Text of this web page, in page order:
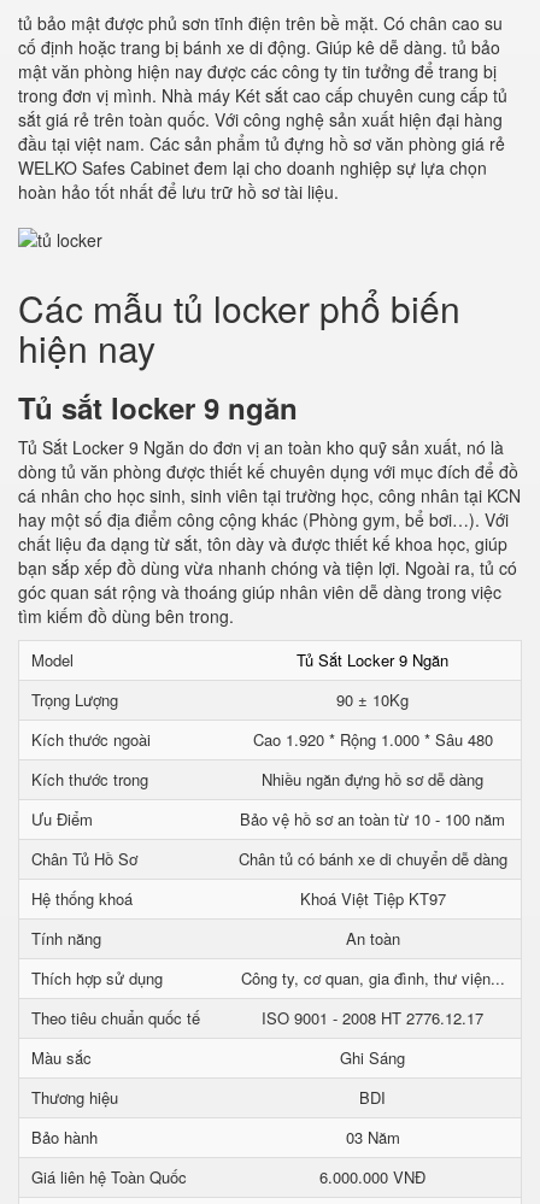
tủ bảo mật được phủ sơn tĩnh điện trên bề mặt. Có chân cao su
cố định hoặc trang bị bánh xe di động. Giúp kê dễ dàng. tủ bảo
mật văn phòng hiện nay được các công ty tin tưởng để trang bị
trong đơn vị mình. Nhà máy Két sắt cao cấp chuyên cung cấp tủ
sắt giá rẻ trên toàn quốc. Với công nghệ sản xuất hiện đại hàng
đầu tại việt nam. Các sản phẩm tủ đựng hồ sơ văn phòng giá rẻ
WELKO Safes Cabinet đem lại cho doanh nghiệp sự lựa chọn
hoàn hảo tốt nhất để lưu trữ hồ sơ tài liệu.
Các mẫu tủ locker phổ biến
hiện nay
Tủ sắt locker 9 ngăn
Tủ Sắt Locker 9 Ngăn do đơn vị an toàn kho quỹ sản xuất, nó là
dòng tủ văn phòng được thiết kế chuyên dụng với mục đích để đồ
cá nhân cho học sinh, sinh viên tại trường học, công nhân tại KCN
hay một số địa điểm công cộng khác (Phòng gym, bể bơi…). Với
chất liệu đa dạng từ sắt, tôn dày và được thiết kế khoa học, giúp
bạn sắp xếp đồ dùng vừa nhanh chóng và tiện lợi. Ngoài ra, tủ có
góc quan sát rộng và thoáng giúp nhân viên dễ dàng trong việc
tìm kiếm đồ dùng bên trong.
Model
Tủ Sắt Locker 9 Ngăn
Trọng Lượng
90 ± 10Kg
Kích thước ngoài
Cao 1.920 * Rộng 1.000 * Sâu 480
Kích thước trong
Nhiều ngăn đựng hồ sơ dễ dàng
Ưu Điểm
Bảo vệ hồ sơ an toàn từ 10 - 100 năm
Chân Tủ Hồ Sơ
Chân tủ có bánh xe di chuyển dễ dàng
Hệ thống khoá
Khoá Việt Tiệp KT97
Tính năng
An toàn
Thích hợp sử dụng
Công ty, cơ quan, gia đình, thư viện...
Theo tiêu chuẩn quốc tế
ISO 9001 - 2008 HT 2776.12.17
Màu sắc
Ghi Sáng
Thương hiệu
BDI
Bảo hành
03 Năm
Giá liên hệ Toàn Quốc
6.000.000 VNĐ